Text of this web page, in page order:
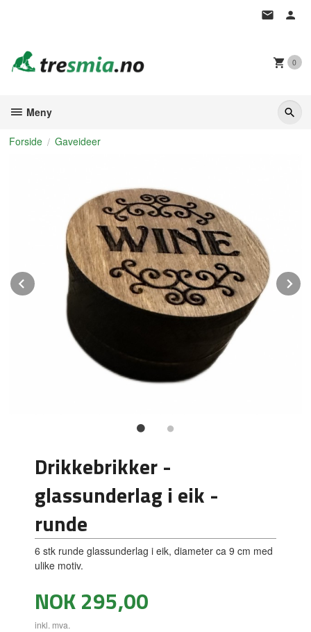
0
Meny
Forside Gaveideer
Prev
Drikkebrikker -
glassunderlag i eik -
runde
6 stk runde glassunderlag i eik, diameter ca 9 cm med
ulike motiv.
Pris
NOK295,00
inkl. mva.